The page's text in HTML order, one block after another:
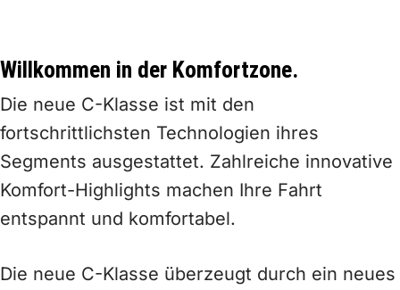
Willkommen in der Komfortzone.
Die neue C-Klasse ist mit den
fortschrittlichsten Technologien ihres
Segments ausgestattet. Zahlreiche innovative
Komfort-Highlights machen Ihre Fahrt
entspannt und komfortabel.
Die neue C-Klasse überzeugt durch ein neues